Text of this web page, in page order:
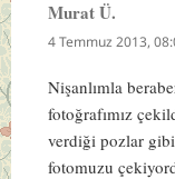
Murat Ü.
ki:
4 Temmuz 2013,
Nişanlımla
fotoğrafımız
verdiği pozlar
fotomuzu